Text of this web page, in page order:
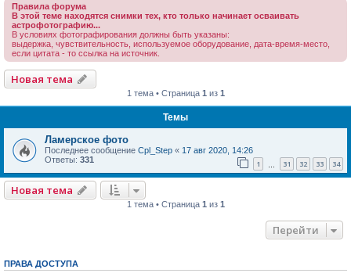
Правила форума
В этой теме находятся снимки тех, кто только начинает осваивать
астрофотографию...
В условиях фотографирования должны быть указаны:
выдержка, чувствительность, используемое оборудование, дата-время-место,
если цитата - то ссылка на источник.
Новая тема
1 тема • Страница 1 из 1
Темы
Ламерское фото
Последнее сообщение Cpl_Step « 17 авг 2020, 14:26
Ответы: 331 1 31 32 33 34
Новая тема
1 тема • Страница 1 из 1
Перейти
ПРАВА ДОСТУПА